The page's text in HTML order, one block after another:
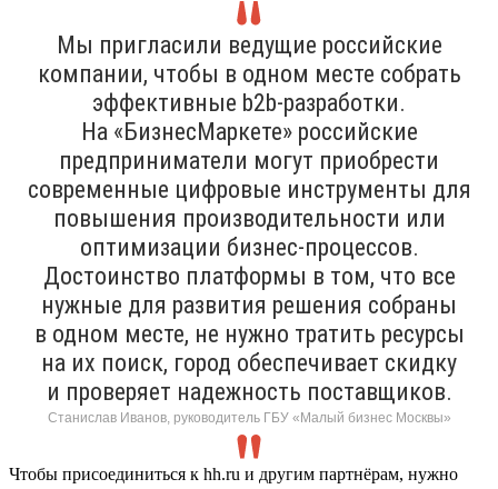
Мы пригласили ведущие российские
компании, чтобы в одном месте собрать
эффективные b2b-разработки.
На «БизнесМаркете» российские
предприниматели могут приобрести
современные цифровые инструменты для
повышения производительности или
оптимизации бизнес-процессов.
Достоинство платформы в том, что все
нужные для развития решения собраны
в одном месте, не нужно тратить ресурсы
на их поиск, город обеспечивает скидку
и проверяет надежность поставщиков.
Станислав Иванов, руководитель ГБУ «Малый бизнес Москвы»
Чтобы присоединиться к hh.ru и другим партнёрам, нужно